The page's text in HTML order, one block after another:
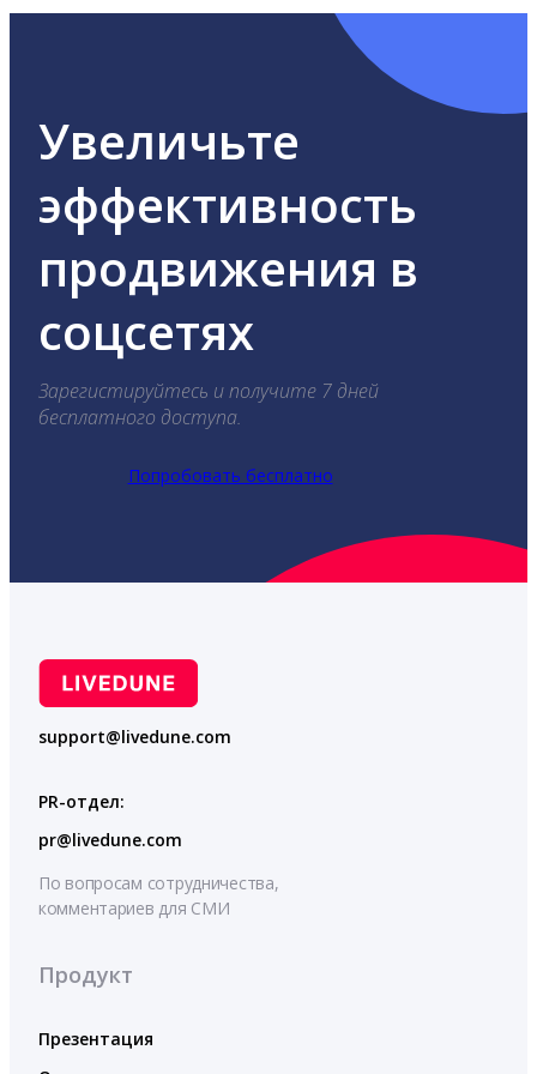
Увеличьте
эффективность
продвижения в
соцсетях
Зарегистируйтесь и получите 7 дней
бесплатного доступа.
Попробовать бесплатно
support@livedune.com
PR-отдел:
pr@livedune.com
По вопросам сотрудничества,
комментариев для СМИ
Продукт
Презентация